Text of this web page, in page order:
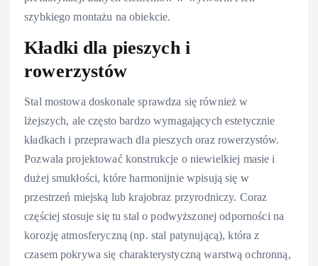
szybkiego montażu na obiekcie.
Kładki dla pieszych i
rowerzystów
Stal mostowa doskonale sprawdza się również w
lżejszych, ale często bardzo wymagających estetycznie
kładkach i przeprawach dla pieszych oraz rowerzystów.
Pozwala projektować konstrukcje o niewielkiej masie i
dużej smukłości, które harmonijnie wpisują się w
przestrzeń miejską lub krajobraz przyrodniczy. Coraz
częściej stosuje się tu stal o podwyższonej odporności na
korozję atmosferyczną (np. stal patynującą), która z
czasem pokrywa się charakterystyczną warstwą ochronną,